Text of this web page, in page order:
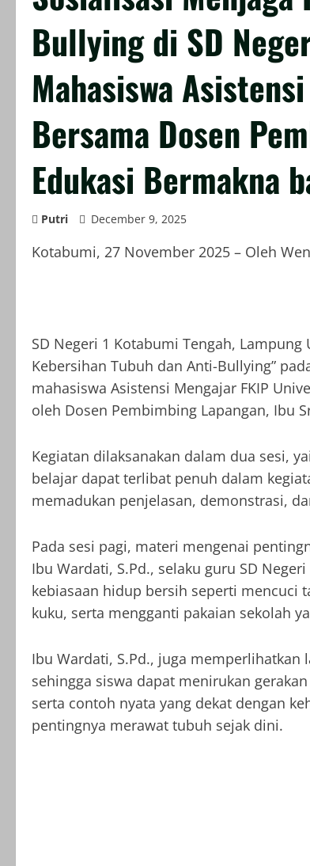
Bullying di SD
Mahasiswa
Bersama Dosen
Edukasi Bermakna
Putri December 9, 2025
Kotabumi, 27 November 2025 – Oleh
SD Negeri 1 Kotabumi Tengah,
Kebersihan Tubuh dan Anti-Bullying”
mahasiswa Asistensi Mengajar FKIP
oleh Dosen Pembimbing Lapangan, Ibu
Kegiatan dilaksanakan dalam dua sesi,
belajar dapat terlibat penuh dalam
memadukan penjelasan, demonstrasi,
Pada sesi pagi, materi mengenai
Ibu Wardati, S.Pd., selaku guru SD
kebiasaan hidup bersih seperti mencuci
kuku, serta mengganti pakaian sekolah
Ibu Wardati, S.Pd., juga
sehingga siswa dapat menirukan
serta contoh nyata yang dekat dengan
pentingnya merawat tubuh sejak dini.